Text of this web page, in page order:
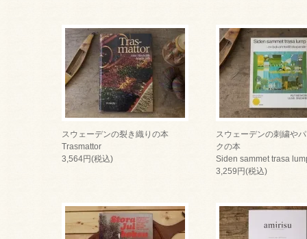
スウェーデンの裂き織りの本
Trasmattor
3,564円(税込)
スウェーデンの刺繍や
クの本
Siden sammet trasa
3,259円(税込)